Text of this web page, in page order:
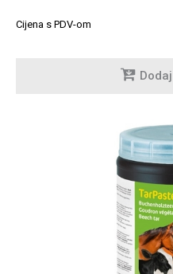
Cijena s PDV-om